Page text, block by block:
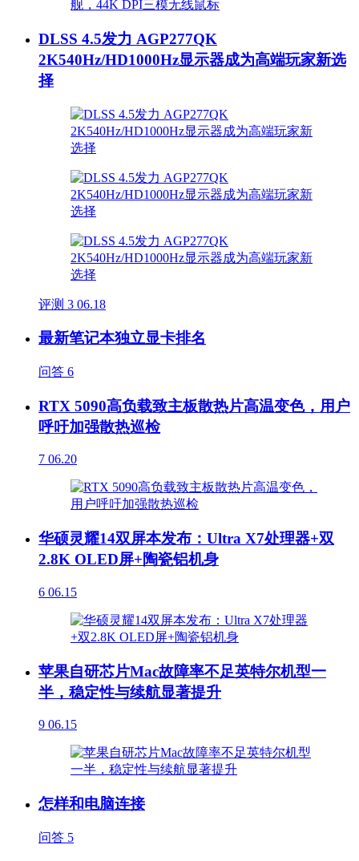
DLSS 4.5发力 AGP277QK
2K540Hz/HD1000Hz显示器成为高端玩家新选
择
评测 3 06.18
最新笔记本独立显卡排名
问答 6
RTX 5090高负载致主板散热片高温变色，用户
呼吁加强散热巡检
7 06.20
华硕灵耀14双屏本发布：Ultra X7处理器+双
2.8K OLED屏+陶瓷铝机身
6 06.15
苹果自研芯片Mac故障率不足英特尔机型一
半，稳定性与续航显著提升
9 06.15
怎样和电脑连接
问答 5